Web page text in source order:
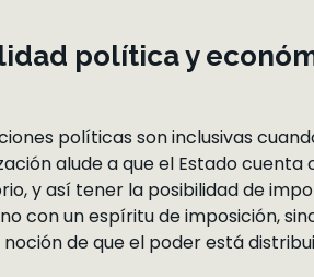
política y
políticas son inclusivas
alude a que el Estado
y así tener la posibilidad de
con un espíritu de imposición,
de que el poder está